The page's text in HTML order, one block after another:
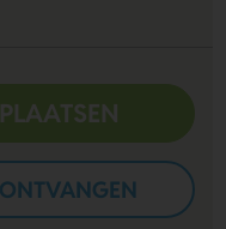
ONTVANGEN